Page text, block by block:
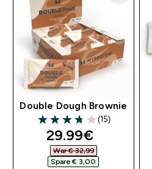
Double Dough Brownie
3.73 out of 5 stars
(15)
discounted price
29.99€‎
War € 32,99‎
Spare € 3,00‎